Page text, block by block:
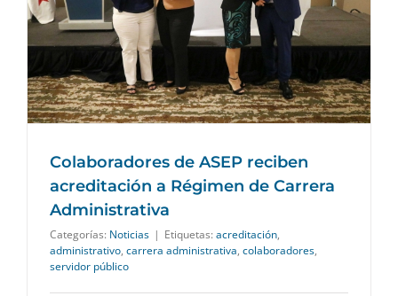
Colaboradores de ASEP reciben
acreditación a Régimen de Carrera
Administrativa
Categorías: Noticias | Etiquetas: acreditación,
administrativo, carrera administrativa, colaboradores,
servidor público